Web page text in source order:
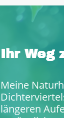
Ihr
Meine
längeren